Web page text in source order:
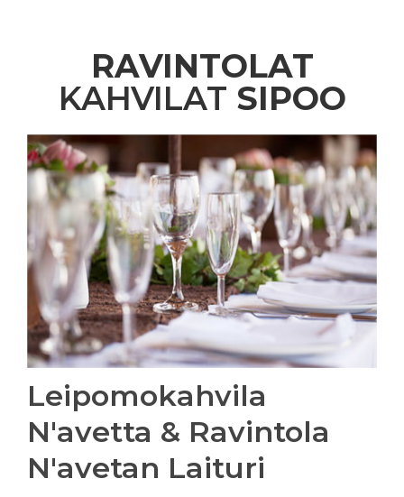
RAVINTOLAT
KAHVILAT SIPOO
Leipomokahvila
N'avetta & Ravintola
N'avetan Laituri